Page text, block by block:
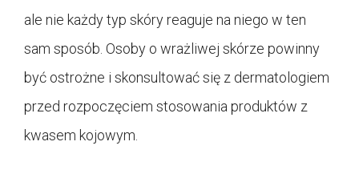
ale nie każdy typ skóry reaguje na niego w ten
sam sposób. Osoby o wrażliwej skórze powinny
być ostrożne i skonsultować się z dermatologiem
przed rozpoczęciem stosowania produktów z
kwasem kojowym.